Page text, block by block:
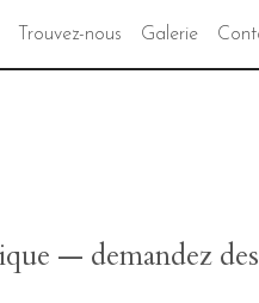
Trouvez-nous Galerie
— demandez